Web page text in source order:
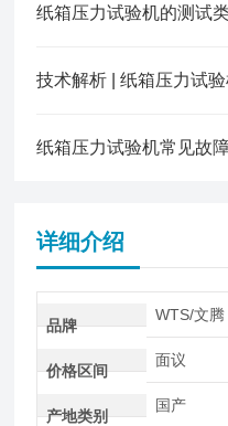
纸箱压力试验机的测试
技术解析 | 纸箱压力试
纸箱压力试验机常见故
详细介绍
品牌
WTS/文腾
价格区间
面议
产地类别
国产